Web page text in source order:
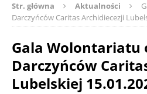
Str. główna Aktualności
Darczyńców Caritas Archidiecezji
Gala Wolontariatu
Darczyńców
Lubelskiej